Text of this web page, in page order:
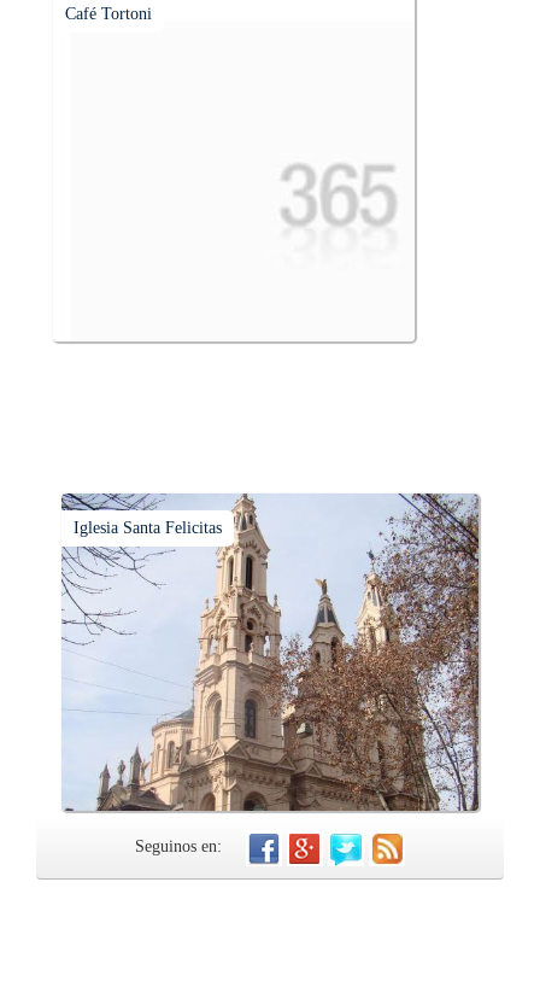
Café Tortoni
Iglesia Santa Felicitas
Seguinos en: